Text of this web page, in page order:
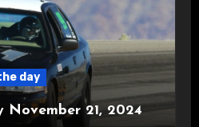
day
November 21, 2024